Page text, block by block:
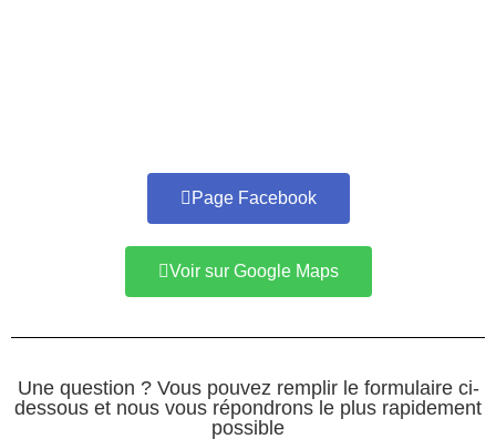
Page Facebook
Voir sur Google Maps
Une question ? Vous pouvez remplir le formulaire ci-
dessous et nous vous répondrons le plus rapidement
possible